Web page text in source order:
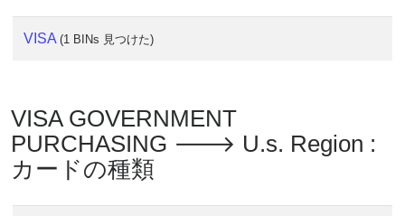
VISA (1 BINs 見つけた)
VISA GOVERNMENT
PURCHASING 🡒 U.s. Region :
カードの種類